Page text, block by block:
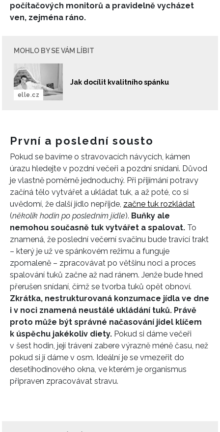
počítačových monitorů a pravidelně vycházet
ven, zejména ráno.
MOHLO BY SE VÁM LÍBIT
Jak docílit kvalitního spánku
elle.cz
První a poslední sousto
Pokud se bavíme o stravovacích návycích, kámen
úrazu hledejte v pozdní večeři a pozdní snídani. Důvod
je vlastně poměrně jednoduchý. Při přijímání potravy
začíná tělo vytvářet a ukládat tuk, a až poté, co si
uvědomí, že další jídlo nepřijde, začne tuk rozkládat
(několik hodin po posledním jídle). Buňky ale
nemohou současně tuk vytvářet a spalovat. To
znamená, že poslední večerní svačinu bude travící trakt
– který je už ve spánkovém režimu a funguje
zpomaleně – zpracovávat po většinu noci a proces
spalování tuků začne až nad ránem. Jenže bude hned
přerušen snídaní, čímž se tvorba tuků opět obnoví.
Zkrátka, nestrukturovaná konzumace jídla ve dne
i v noci znamená neustálé ukládání tuků. Právě
proto může být správné načasování jídel klíčem
k úspěchu jakékoliv diety. Pokud si dáme večeři
v šest hodin, její trávení zabere výrazně méně času, než
pokud si jí dáme v osm. Ideální je se vmezeřit do
desetihodinového okna, ve kterém je organismus
připraven zpracovávat stravu.